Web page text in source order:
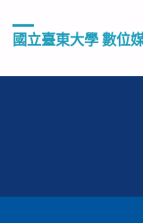
國立臺東大學 數位